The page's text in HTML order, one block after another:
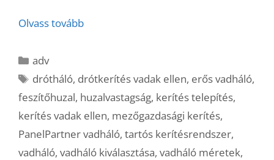
Olvass tovább
Kategória
adv
Címkék
drótháló, drótkerítés vadak ellen, erős vadháló,
feszítőhuzal, huzalvastagság, kerítés telepítés,
kerítés vadak ellen, mezőgazdasági kerítés,
PanelPartner vadháló, tartós kerítésrendszer,
vadháló, vadháló kiválasztása, vadháló méretek,